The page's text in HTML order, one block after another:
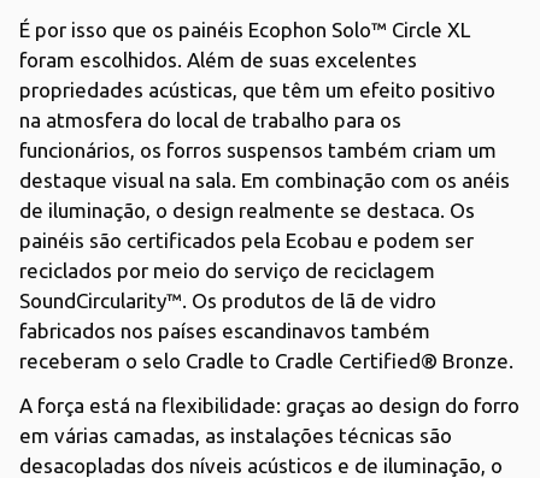
É por isso que os painéis Ecophon Solo™ Circle XL
foram escolhidos. Além de suas excelentes
propriedades acústicas, que têm um efeito positivo
na atmosfera do local de trabalho para os
funcionários, os forros suspensos também criam um
destaque visual na sala. Em combinação com os anéis
de iluminação, o design realmente se destaca. Os
painéis são certificados pela Ecobau e podem ser
reciclados por meio do serviço de reciclagem
SoundCircularity™. Os produtos de lã de vidro
fabricados nos países escandinavos também
receberam o selo Cradle to Cradle Certified® Bronze.
A força está na flexibilidade: graças ao design do forro
em várias camadas, as instalações técnicas são
desacopladas dos níveis acústicos e de iluminação, o